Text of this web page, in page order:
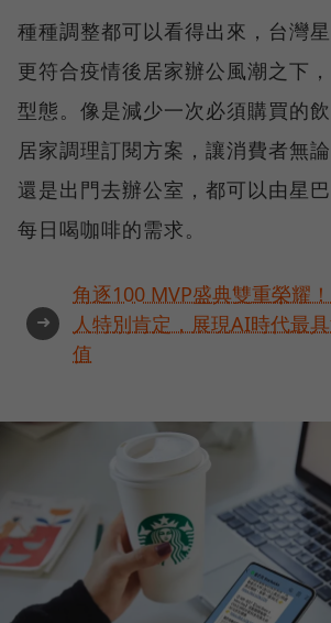
種種調整都可以看得出來，台灣
更符合疫情後居家辦公風潮之下
型態。像是減少一次必須購買的
居家調理訂閱方案，讓消費者無論
還是出門去辦公室，都可以由星
每日喝咖啡的需求。
➜
角逐100 MVP盛典雙重榮耀
人特別肯定，展現AI時代最
值